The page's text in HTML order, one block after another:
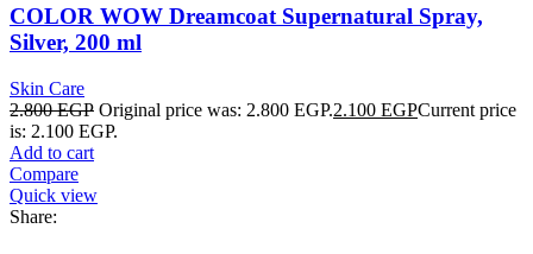
COLOR WOW Dreamcoat Supernatural Spray,
Silver, 200 ml
Skin Care
2.800EGP Original price was: 2.800 EGP.2.100 EGPCurrent price
is: 2.100 EGP.
Add to cart
Compare
Quick view
Share: